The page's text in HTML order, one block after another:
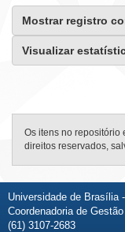
Mostrar registro
Visualizar
Os itens no repositório
direitos reservados,
Universidade de Brasília
Coordenadoria de
(61) 3107-2683